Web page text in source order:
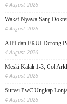
4 August 2026
Wakaf Nyawa Sang
4 August 2026
AIPI dan FKUI Dorong
4 August 2026
Meski Kalah 1-3, Gol
4 August 2026
Survei PwC Ungkap
4 August 2026